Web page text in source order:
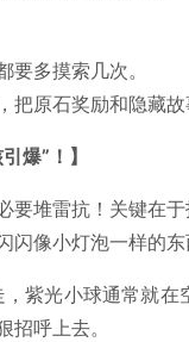
多摸索几次。
原石奖励和隐藏故
爆”！】
要堆雷抗！关键在
像小灯泡一样的东
，紫光小球通常就在
呼上去。